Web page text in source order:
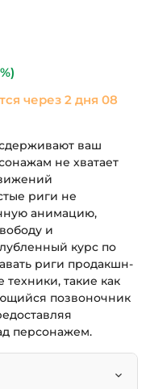
через 2 дня 08
ваш
не хватает
риги не
анимацию,
и
курс по
риги продакшн-
такие как
позвоночник
персонажем.